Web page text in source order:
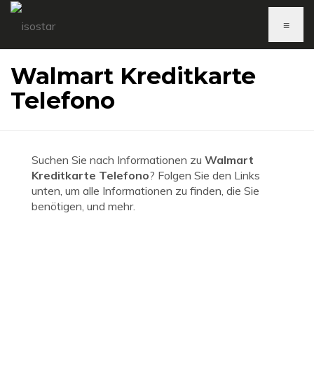
≡
Walmart Kreditkarte
Telefono
Suchen Sie nach Informationen zu Walmart
Kreditkarte Telefono? Folgen Sie den Links
unten, um alle Informationen zu finden, die Sie
benötigen, und mehr.